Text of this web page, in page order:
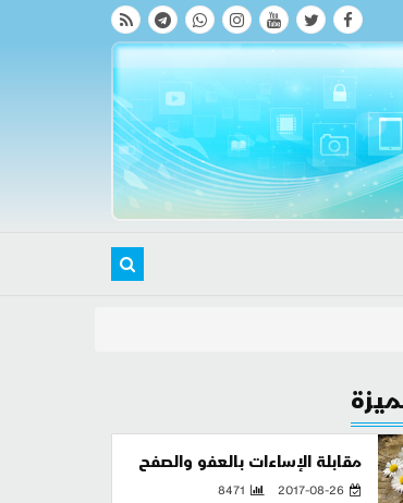
مقابلة الإساءات بالعفو والصفح
2017-08-26
8471